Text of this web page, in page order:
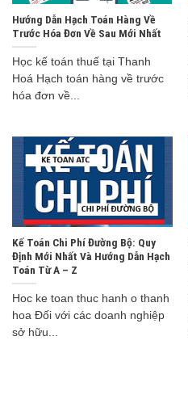
Hướng Dẫn Hạch Toán Hàng Về
Trước Hóa Đơn Về Sau Mới Nhất
Học kế toán thuế tại Thanh
Hoá Hạch toán hàng về trước
hóa đơn về...
Kế Toán Chi Phí Đường Bộ: Quy
Định Mới Nhất Và Hướng Dẫn Hạch
Toán Từ A – Z
Hoc ke toan thuc hanh o thanh
hoa Đối với các doanh nghiệp
sở hữu...